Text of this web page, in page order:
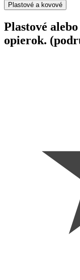
Plastové a kovové
Plastové
opierok.